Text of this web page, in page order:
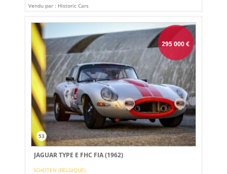
Vendu par : Historic Cars
295 000€
53
JAGUAR TYPE E FHC FIA (1962)
SCHOTEN (BELGIQUE)